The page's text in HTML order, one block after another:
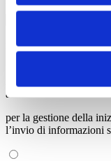
Provincia
acconsento al
per la gestione della
l’invio di informazioni